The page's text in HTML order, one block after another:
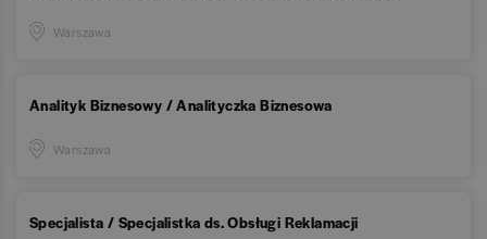
Warszawa
Analityk Biznesowy / Analityczka Biznesowa
Warszawa
Specjalista / Specjalistka ds. Obsługi Reklamacji